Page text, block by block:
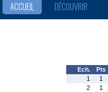
ACCUEIL DÉCOUVRIR
Ech. Pts
1
1
2
1